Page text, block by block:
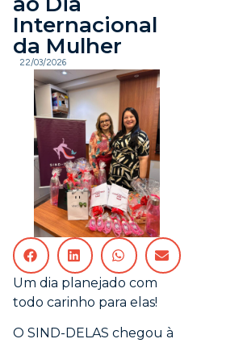
Internacional
da Mulher
22/03/2026
Um dia planejado com
todo carinho para elas!
O SIND-DELAS chegou à